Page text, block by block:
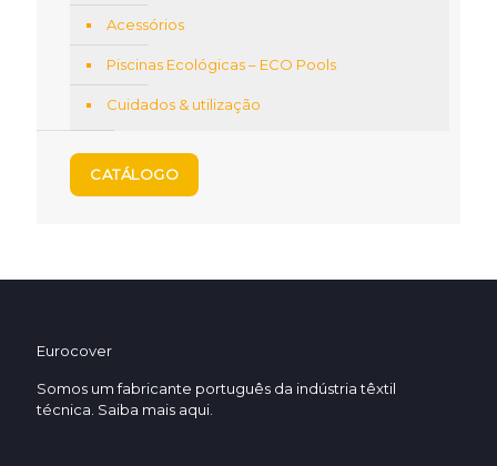
Acessórios
Piscinas Ecológicas – ECO Pools
Cuidados & utilização
CATÁLOGO
Eurocover
Somos um fabricante português da indústria têxtil
técnica. Saiba mais aqui.